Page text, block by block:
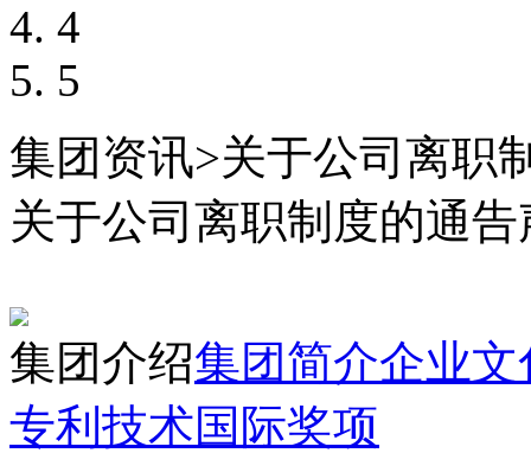
4
5
集团资讯>关于公司离职
关于公司离职制度的通告
集团介绍集团简介企业文
专利技术国际奖项